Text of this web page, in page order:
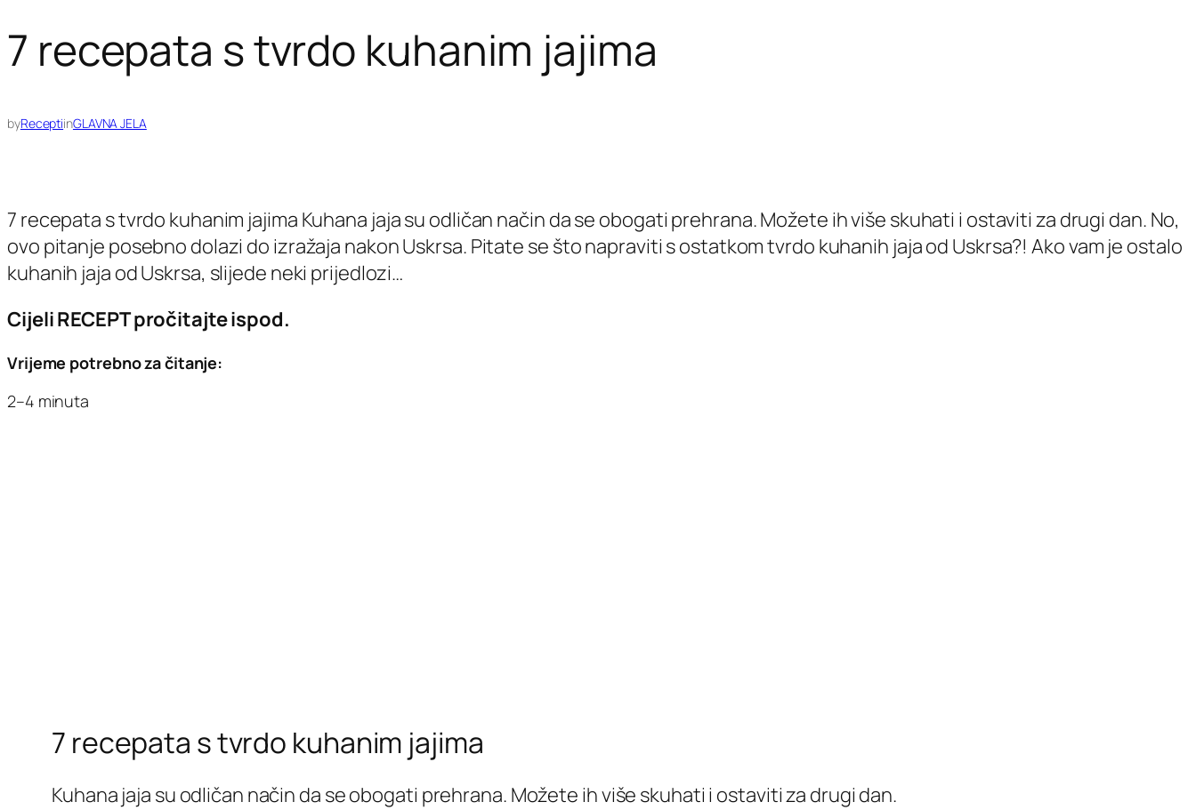
7 recepata s tvrdo kuhanim jajima
byReceptiinGLAVNA JELA
7 recepata s tvrdo kuhanim jajima Kuhana jaja su odličan način da se obogati prehrana. Možete ih više skuhati i ostaviti za drugi dan. No,
ovo pitanje posebno dolazi do izražaja nakon Uskrsa. Pitate se što napraviti s ostatkom tvrdo kuhanih jaja od Uskrsa?! Ako vam je ostalo
kuhanih jaja od Uskrsa, slijede neki prijedlozi…
Cijeli RECEPT pročitajte ispod.
Vrijeme potrebno za čitanje:
2–4 minuta
7 recepata s tvrdo kuhanim jajima
Kuhana jaja su odličan način da se obogati prehrana. Možete ih više skuhati i ostaviti za drugi dan.